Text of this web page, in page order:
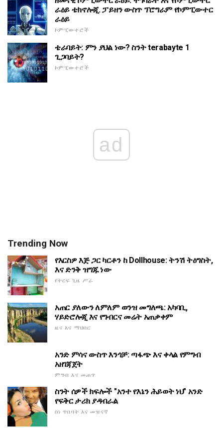
ራዕይ ቴክኖሎጂ. ፓይዘን ውስጥ ፕሮግራም የኮምፒውተር
ራዕይ
ኮምፒውተሮች
ቴራባይት: ምን ያህል ነው? ስንት terabayte 1
ጊጋባይት?
ኮምፒውተሮች
ad
Trending Now
የእርስዎ እጅ ጋር ካርቶን ከ Dollhouse: ትንሽ ትዕግስት,
እና ድንቅ ዝግጁ ነው
የትርፍ ጊዜ ሥራ
አጠር ያለውን ለምለም ወንዝ መግለጫ: አካባቢ,
ሃይድሮሎጂ እና የግብርና መሬት አጠቃቀም
ዜና እና ማህበር
አንድ ምሳና ውስጥ እንጎቻ: ጣፋጭ እና ቀላል የምግብ
አዘገጃጀት
ምግብ እና መጠጥ
ስንት ሰዎች ክፍሎች "አንተ የእኔን ሕይወት ነህ" አንድ
የፍቅር ታሪክ ያዳብራል
ስነ ጥበባት እና መዝናኛ